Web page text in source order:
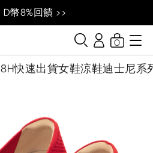
幣8%回饋 >>
快速出貨女鞋涼鞋迪士尼系
0